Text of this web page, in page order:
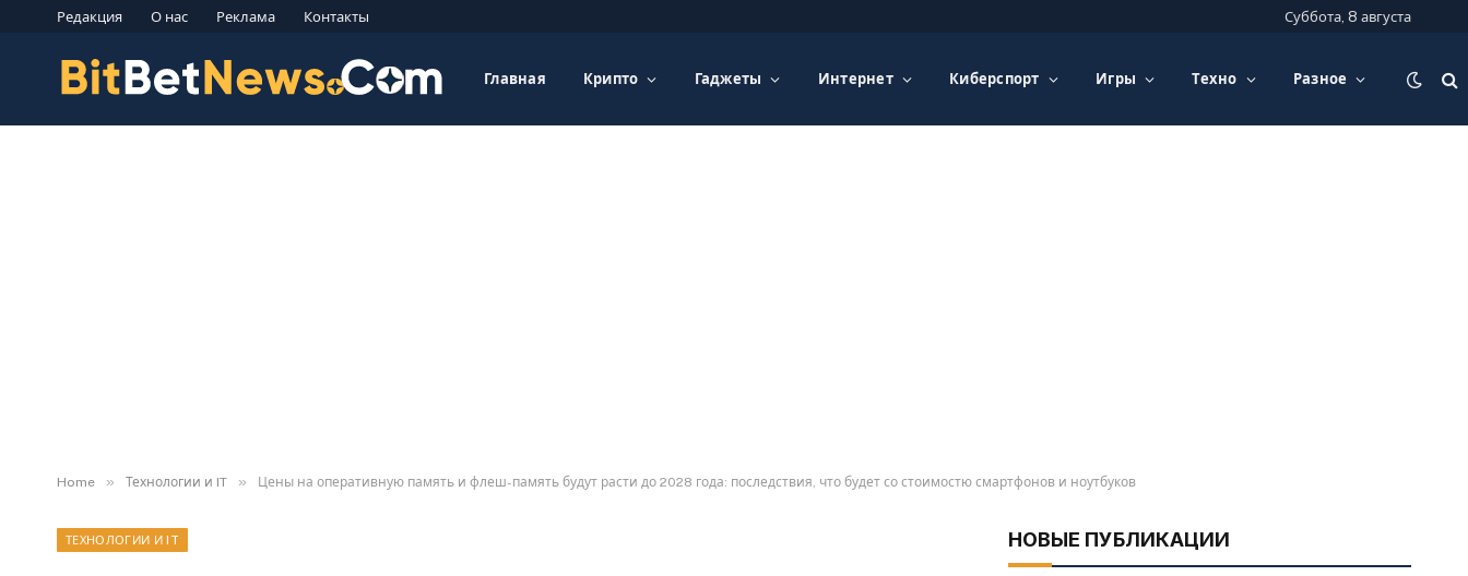
Редакция О нас Реклама Контакты Суббота, 8 августа
Главная Крипто Гаджеты Интернет Киберспорт Игры Техно Разное
Home » Технологии и IT » Цены на оперативную память и флеш-память будут расти до 2028 года: последствия, что будет со стоимостю смартфонов и ноутбуков
ТЕХНОЛОГИИ И IT НОВЫЕ ПУБЛИКАЦИИ